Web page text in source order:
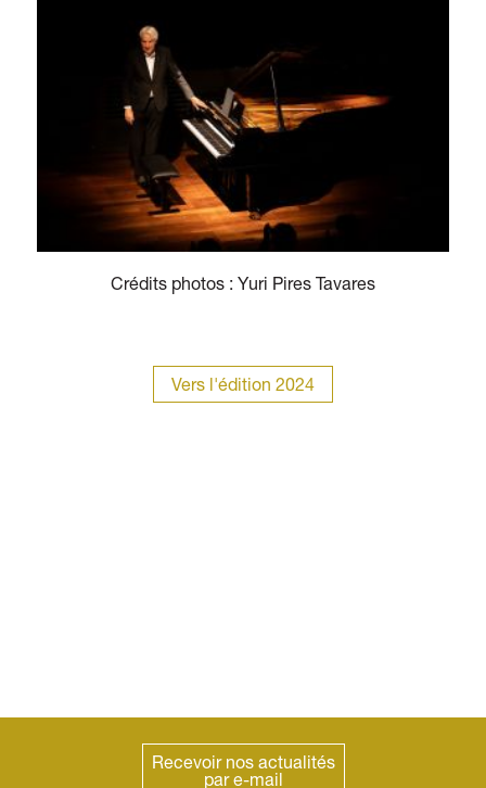
Crédits photos : Yuri Pires Tavares
Vers l'édition 2024
Recevoir nos actualités
par e-mail